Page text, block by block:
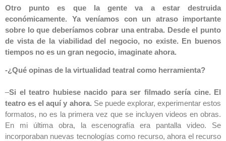
Otro punto es que la gente va a estar destruida
económicamente. Ya veníamos con un atraso importante
sobre lo que deberíamos cobrar una entraba. Desde el punto
de vista de la viabilidad del negocio, no existe. En buenos
tiempos no es un gran negocio, imaginate ahora.
-¿Qué opinas de la virtualidad teatral como herramienta?
–Si el teatro hubiese nacido para ser filmado sería cine. El
teatro es el aquí y ahora. Se puede explorar, experimentar estos
formatos, no es la primera vez que se incluyen videos en obras.
En mi última obra, la escenografía era pantalla video. Se
incorporaban nuevas tecnologías como recurso, ahora el recurso